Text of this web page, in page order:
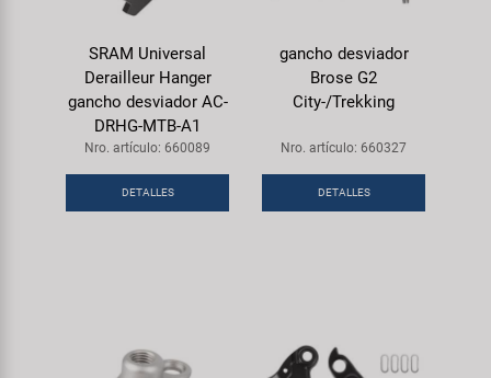
SRAM Universal
Derailleur Hanger
gancho desviador AC-
DRHG-MTB-A1
Nro. artículo: 660089
DETALLES
gancho desviador
Brose G2
City-/Trekking
Nro. artículo: 660327
DETALLES